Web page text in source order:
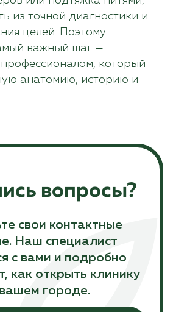
из точной диагностики и
целей. Поэтому
важный шаг —
профессионалом, который
анатомию, историю и